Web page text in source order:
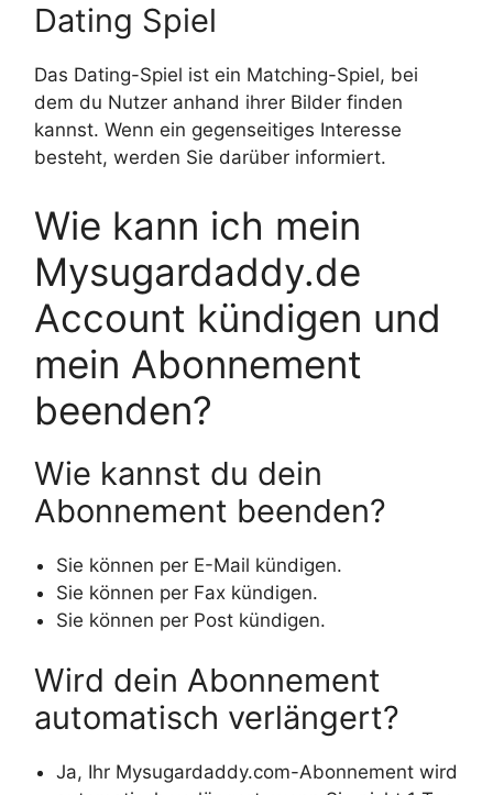
Dating Spiel
Das Dating-Spiel ist ein Matching-Spiel, bei
dem du Nutzer anhand ihrer Bilder finden
kannst. Wenn ein gegenseitiges Interesse
besteht, werden Sie darüber informiert.
Wie kann ich mein
Mysugardaddy.de
Account kündigen und
mein Abonnement
beenden?
Wie kannst du dein
Abonnement beenden?
Sie können per E-Mail kündigen.
Sie können per Fax kündigen.
Sie können per Post kündigen.
Wird dein Abonnement
automatisch verlängert?
Ja, Ihr Mysugardaddy.com-Abonnement wird